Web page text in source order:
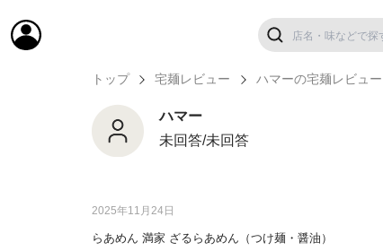
トップ 宅麺レビュー ハマーの宅麺レビュー
ハマー
未回答/未回答
2025年11月24日
らあめん 満家 ざるらあめん（つけ麺・醤油）